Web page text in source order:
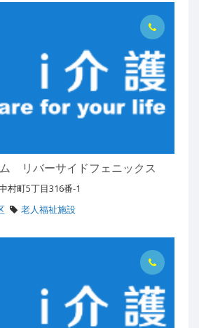
リバーサイドフェニックス
村町5丁目316番-1
老人福祉施設